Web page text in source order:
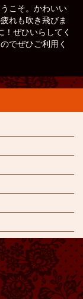
こそ。かわいい
れも吹き飛びま
ぜひいらしてく
でぜひご利用く